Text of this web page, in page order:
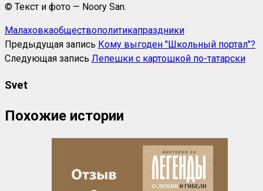
© Текст и фото — Noory San.
Малаховкаобществополитикапраздники
Предыдущая запись Кому выгоден "Школьный портал"?
Следующая запись Лепешки с картошкой по-татарски
Svet
Похожие истории